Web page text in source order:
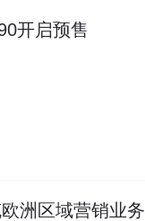
开启预售
洲区域营销业务